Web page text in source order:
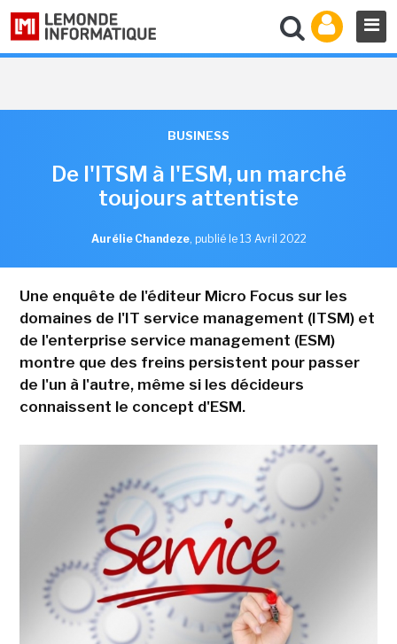
BUSINESS
De l'ITSM à l'ESM, un marché
toujours attentiste
Aurélie Chandeze, publié le 13 Avril 2022
Une enquête de l'éditeur Micro Focus sur les
domaines de l'IT service management (ITSM) et
de l'enterprise service management (ESM)
montre que des freins persistent pour passer
de l'un à l'autre, même si les décideurs
connaissent le concept d'ESM.